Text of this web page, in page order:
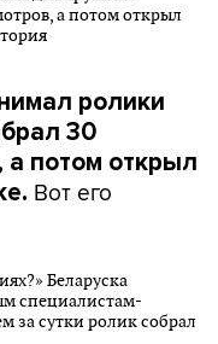
ролики
30
потом открыл
Вот его